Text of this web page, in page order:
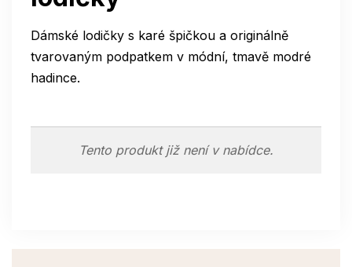
Dámské lodičky s karé špičkou a originálně
tvarovaným podpatkem v módní, tmavě modré
hadince.
Tento produkt již není v nabídce.